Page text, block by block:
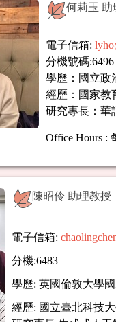
何莉玉 助
電子信箱:
分機號碼:6496
學歷：國立政
經歷：國家教
研究專長：華
Office Hours:
陳昭伶 助理教授
電子信箱:
分機:6483
學歷: 英國倫敦大學
經歷: 國立臺北科技